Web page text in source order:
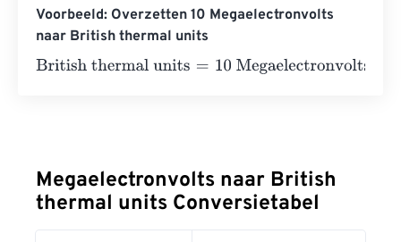
Voorbeeld: Overzetten 10 Megaelectronvolts
naar British thermal units
British thermal units=10 Megaelectronvolts×
Megaelectronvolts naar British
thermal units Conversietabel